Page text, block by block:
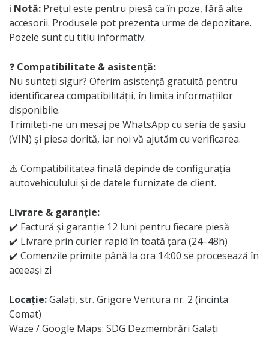
ℹ️ Notă: Prețul este pentru piesă ca în poze, fără alte
accesorii. Produsele pot prezenta urme de depozitare.
Pozele sunt cu titlu informativ.
❓ Compatibilitate & asistență:
Nu sunteți sigur? Oferim asistență gratuită pentru
identificarea compatibilității, în limita informațiilor
disponibile.
Trimiteți-ne un mesaj pe WhatsApp cu seria de șasiu
(VIN) și piesa dorită, iar noi vă ajutăm cu verificarea.
⚠️ Compatibilitatea finală depinde de configurația
autovehiculului și de datele furnizate de client.
Livrare & garanție:
✔️ Factură și garanție 12 luni pentru fiecare piesă
✔️ Livrare prin curier rapid în toată țara (24–48h)
✔️ Comenzile primite până la ora 14:00 se procesează în
aceeași zi
Locație:Galați, str. Grigore Ventura nr. 2 (incinta
Comat)
Waze / Google Maps: SDG Dezmembrări Galați